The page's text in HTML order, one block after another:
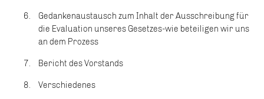
Gedankenaustausch zum Inhalt der Ausschreibung für
die Evaluation unseres Gesetzes-wie beteiligen wir uns
an dem Prozess
Bericht des Vorstands
Verschiedenes